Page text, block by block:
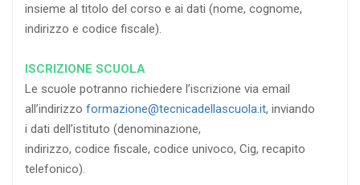
insieme al titolo del corso e ai dati (nome, cognome,
indirizzo e codice fiscale).
ISCRIZIONE SCUOLA
Le scuole potranno richiedere l’iscrizione via email
all’indirizzo formazione@tecnicadellascuola.it, inviando
i dati dell’istituto (denominazione,
indirizzo, codice fiscale, codice univoco, Cig, recapito
telefonico).